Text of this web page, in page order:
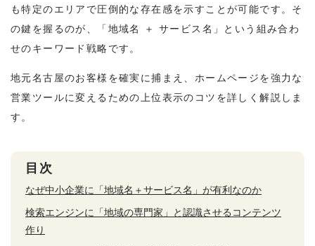
も特定のエリアで圧倒的な存在感を示すことが可能です。そ
の鍵を握るのが、「地域名 ＋ サービス名」という組み合わ
せのキーワード戦略です。
地元名古屋のお客様を確実に捕まえ、ホームページを強力な
営業ツールに変えるための上位表示のコツを詳しく解説しま
す。
目次
なぜ中小企業に「地域名＋サービス名」が有利なのか
検索エンジンに「地域の専門家」と認識させるコンテンツ
作り